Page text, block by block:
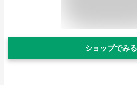
ショップでみる